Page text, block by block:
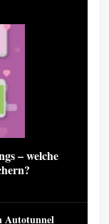
– welche
Autotunnel